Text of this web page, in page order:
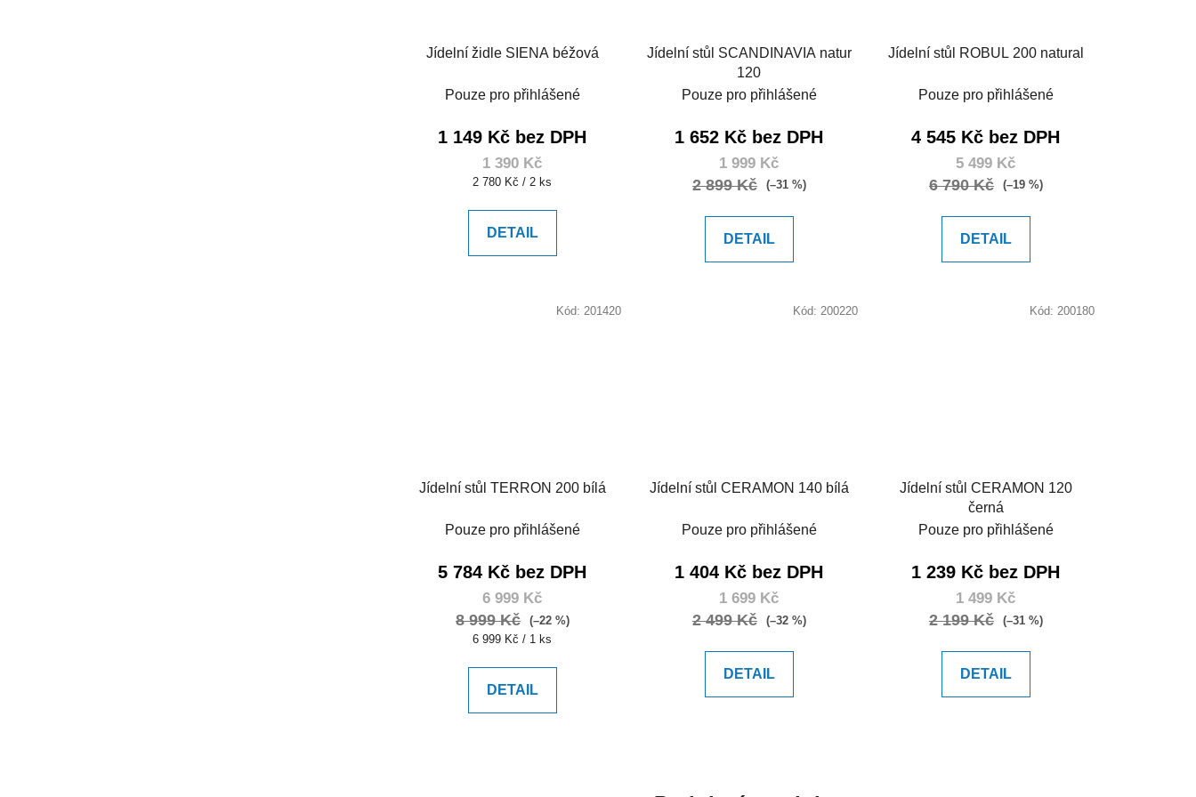
Jídelní židle SIENA béžová
Pouze pro přihlášené
1 149 Kč bez DPH
1 390 Kč
Měrná
2 780 Kč / 2 ks
DETAIL
Jídelní stůl SCANDINAVIA natur
120
Pouze pro přihlášené
1 652 Kč bez DPH
1 999 Kč
2 899 Kč (–31 %)
DETAIL
Jídelní stůl ROBUL 200 natural
Pouze pro přihlášené
4 545 Kč bez DPH
5 499 Kč
6 790 Kč (–19 %)
DETAIL
Jídelní stůl TERRON 200 bílá
Pouze pro přihlášené
5 784 Kč bez DPH
6 999 Kč
8 999 Kč
(–22 %)
Měrná
6 999 Kč / 1 ks
DETAIL
Kód: 201420
Jídelní stůl CERAMON 140 bílá
Pouze pro přihlášené
1 404 Kč bez DPH
1 699 Kč
2 499 Kč (–32 %)
DETAIL
Kód: 200220
Jídelní stůl CERAMON 120
černá
Pouze pro přihlášené
1 239 Kč bez DPH
1 499 Kč
2 199 Kč (–31 %)
DETAIL
Kód: 200180